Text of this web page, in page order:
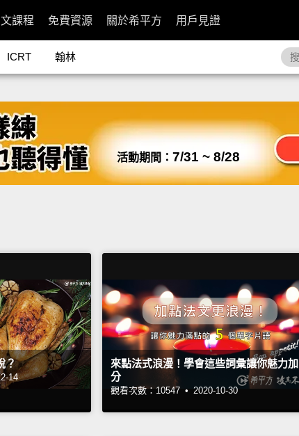
文課程 免費資源 關於希平方 用戶見證
ICRT 翰林
活動期間： 7/31 ~ 8/28
？
14
來點法式浪漫！學會這些詞彙讓你魅力加
分
觀看次數：10547 • 2020-10-30